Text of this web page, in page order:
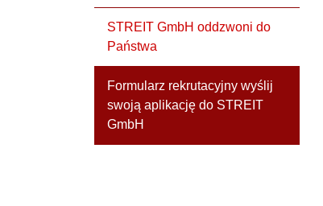
STREIT GmbH oddzwoni do
Państwa
Formularz rekrutacyjny wyślij
swoją aplikację do STREIT
GmbH